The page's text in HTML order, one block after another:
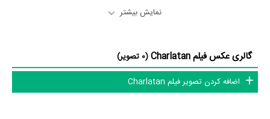
بازیگران فیلم Charlatan چه کسانی هستند؟ در Charlatan بازیگرانی چون
Ivan Trojanدر نقش Jan Mikolásek،Vladimír Polívka وJaroslava
Pokorná
نمایش بیشتر
گالری عکس فیلم Charlatan
(0 تصویر)
اضافه کردن تصویر فیلم Charlatan